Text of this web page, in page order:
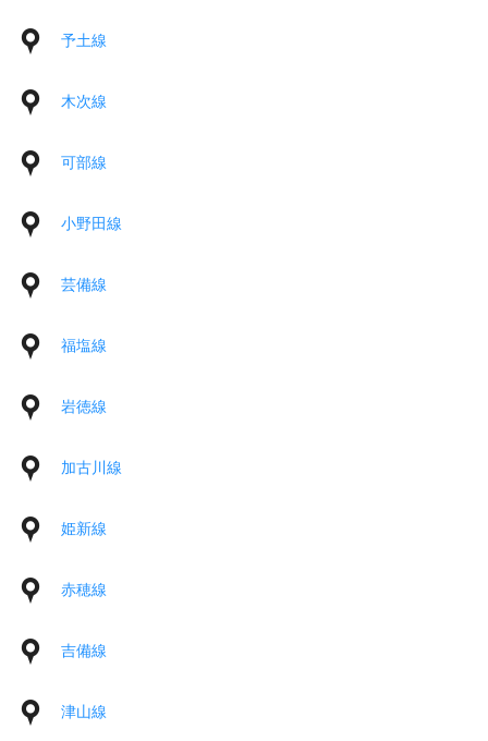
予土線
木次線
可部線
小野田線
芸備線
福塩線
岩徳線
加古川線
姫新線
赤穂線
吉備線
津山線